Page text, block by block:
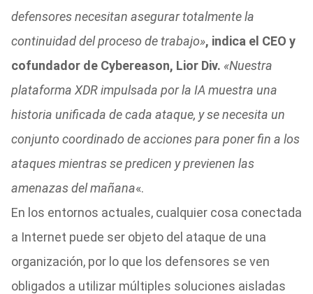
defensores necesitan asegurar totalmente la
continuidad del proceso de trabajo», indica el CEO y
cofundador de Cybereason, Lior Div. «Nuestra
plataforma XDR impulsada por la IA muestra una
historia unificada de cada ataque, y se necesita un
conjunto coordinado de acciones para poner fin a los
ataques mientras se predicen y previenen las
amenazas del mañana«.
En los entornos actuales, cualquier cosa conectada
a Internet puede ser objeto del ataque de una
organización, por lo que los defensores se ven
obligados a utilizar múltiples soluciones aisladas